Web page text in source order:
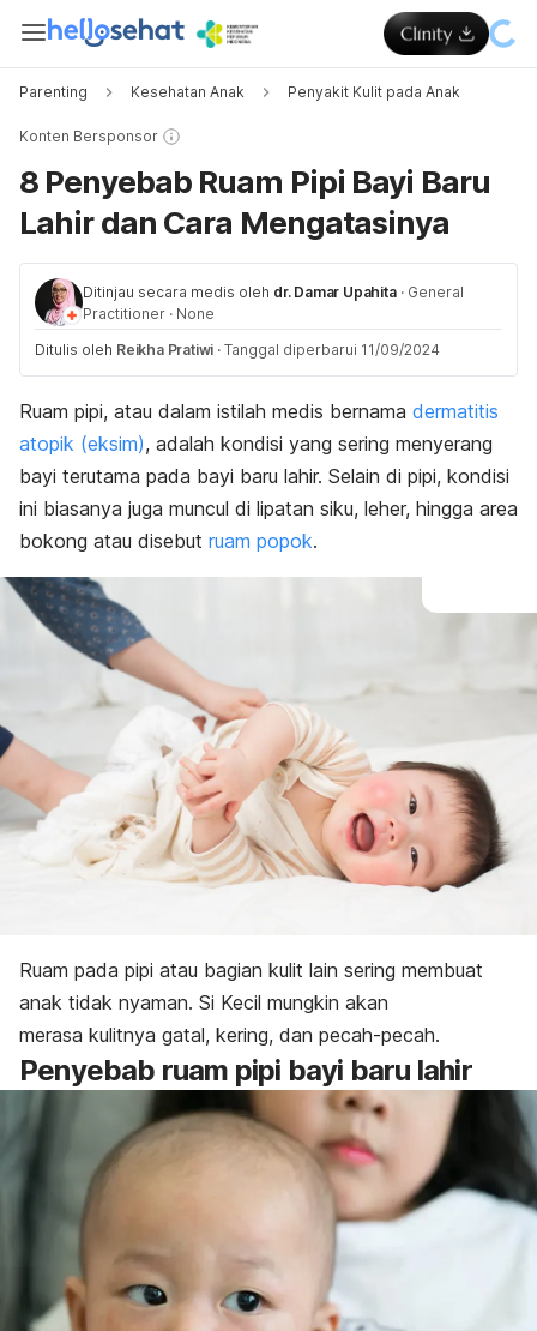
Parenting Kesehatan Anak Penyakit Kulit pada Anak
Konten Bersponsor
8 Penyebab Ruam Pipi Bayi Baru
Lahir dan Cara Mengatasinya
Ditinjau secara medis oleh dr. Damar Upahita · General
Practitioner · None
Ditulis oleh Reikha Pratiwi · Tanggal diperbarui 11/09/2024
Ruam pipi, atau dalam istilah medis bernama dermatitis
atopik (eksim), adalah kondisi yang sering menyerang
bayi terutama pada bayi baru lahir. Selain di pipi, kondisi
ini biasanya juga muncul di lipatan siku, leher, hingga area
bokong atau disebut ruam popok.
Ruam pada pipi atau bagian kulit lain sering membuat
anak tidak nyaman. Si Kecil mungkin akan
merasa kulitnya gatal, kering, dan pecah-pecah.
Penyebab ruam pipi bayi baru lahir